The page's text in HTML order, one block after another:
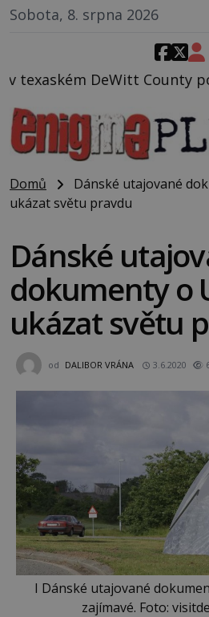
Sobota, 8. srpna 2026
pořizuje video, na
Domů
Dánské utajované
ukázat světu pravdu
Dánské
dokumenty o
ukázat světu
od DALIBOR VRÁNA 3.6.2020
I Dánské utajované
zajímavé. Foto: